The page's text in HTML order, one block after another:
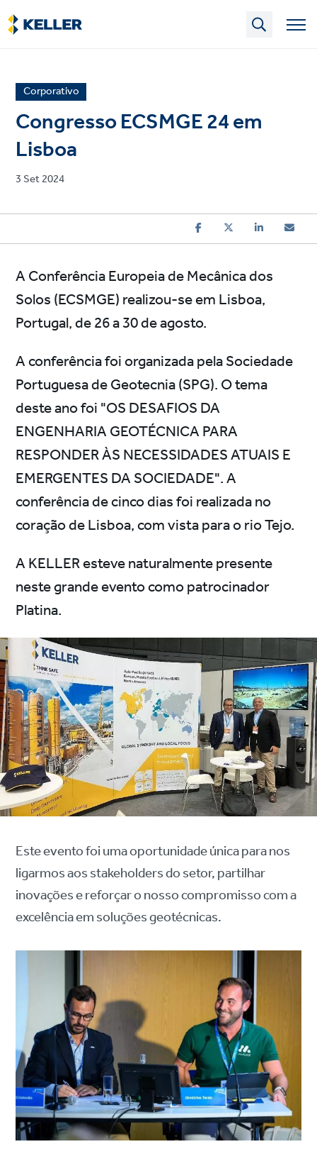
Skip
to
main
News
article
category
Corporativo
Congresso ECSMGE 24 em
Lisboa
Published
3 Set 2024
A Conferência Europeia de Mecânica dos
Solos (ECSMGE) realizou-se em Lisboa,
Portugal, de 26 a 30 de agosto.
A conferência foi organizada pela Sociedade
Portuguesa de Geotecnia (SPG). O tema
deste ano foi "OS DESAFIOS DA
ENGENHARIA GEOTÉCNICA PARA
RESPONDER ÀS NECESSIDADES ATUAIS E
EMERGENTES DA SOCIEDADE". A
conferência de cinco dias foi realizada no
coração de Lisboa, com vista para o rio Tejo.
A KELLER esteve naturalmente presente
neste grande evento como patrocinador
Platina.
Este evento foi uma oportunidade única para nos
ligarmos aos stakeholders do setor, partilhar
inovações e reforçar o nosso compromisso com a
excelência em soluções geotécnicas.